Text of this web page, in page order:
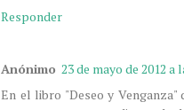
Responder
Anónimo 23 de mayo de 2012 a
En el libro "Deseo y